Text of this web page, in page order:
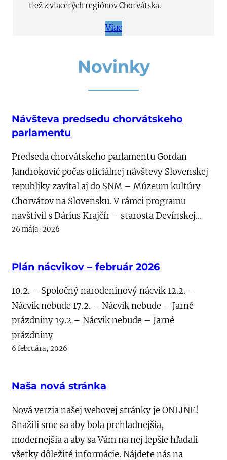
tiež z viacerých regiónov Chorvátska.
Viac
Novinky
Návšteva predsedu chorvátskeho
parlamentu
Predseda chorvátskeho parlamentu Gordan
Jandroković počas oficiálnej návštevy Slovenskej
republiky zavítal aj do SNM – Múzeum kultúry
Chorvátov na Slovensku. V rámci programu
navštívil s Dárius Krajčír – starosta Devínskej…
26 mája, 2026
Plán nácvikov – február 2026
10.2. – Spoločný narodeninový nácvik 12.2. –
Nácvik nebude 17.2. – Nácvik nebude – Jarné
prázdniny 19.2 – Nácvik nebude – Jarné
prázdniny
6 februára, 2026
Naša nová stránka
Nová verzia našej webovej stránky je ONLINE!
Snažili sme sa aby bola prehladnejšia,
modernejšia a aby sa Vám na nej lepšie hľadali
všetky dôležité informácie. Nájdete nás na